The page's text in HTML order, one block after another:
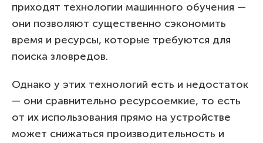
приходят технологии машинного обучения —
они позволяют существенно сэкономить
время и ресурсы, которые требуются для
поиска зловредов.
Однако у этих технологий есть и недостаток
— они сравнительно ресурсоемкие, то есть
от их использования прямо на устройстве
может снижаться производительность и